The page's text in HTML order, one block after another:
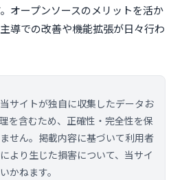
オープンソースのメリットを活か
導での改善や機能拡張が日々行わ
サイトが独自に収集したデータお
を含むため、正確性・完全性を保
せん。掲載内容に基づいて利用者
より生じた損害について、当サイ
かねます。